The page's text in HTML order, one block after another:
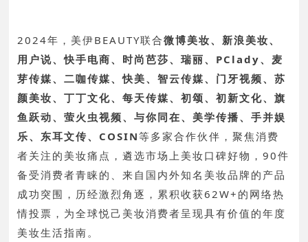
2024年，美伊BEAUTY联合微博美妆、新浪美妆、
用户说、快手电商、时尚芭莎、瑞丽、PClady、麦
芽传媒、二咖传媒、快美、智云传媒、门牙视频、苏
颜美妆、丁丁文化、每天传媒、初颂、初新文化、旗
鱼跃动、萤火虫视频、与你同在、美学传播、手并娱
乐、东耳文传、COSIN等多家合作伙伴，聚焦消费
者关注的美妆痛点，遴选市场上美妆口碑好物，90件
备受消费者青睐的、来自国内外知名美妆品牌的产品
成功突围，历经激烈角逐，累积收获62W+的网络热
情投票，为全球悦己美妆消费者呈现具有价值的年度
美妆生活指南。